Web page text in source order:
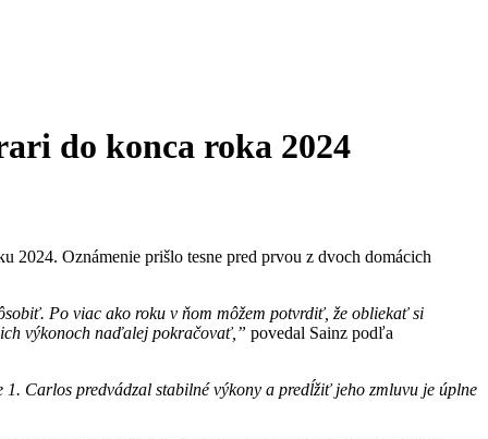
do konca roka 2024
2024. Oznámenie prišlo tesne pred prvou z dvoch domácich
Po viac ako roku v ňom môžem potvrdiť, že obliekať si
výkonoch naďalej pokračovať,” povedal Sainz podľa
Carlos predvádzal stabilné výkony a predĺžiť jeho zmluvu je úplne